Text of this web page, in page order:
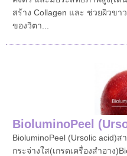
สร้าง Collagen และ ช่วยผิวขา
ของวิตา...
BioluminoPeel
BioluminoPeel (Ursolic acid)ส
กระจ่างใส(เกรดเครื่องสำอาง